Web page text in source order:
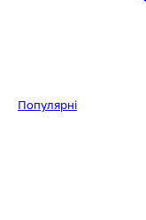
Популярні